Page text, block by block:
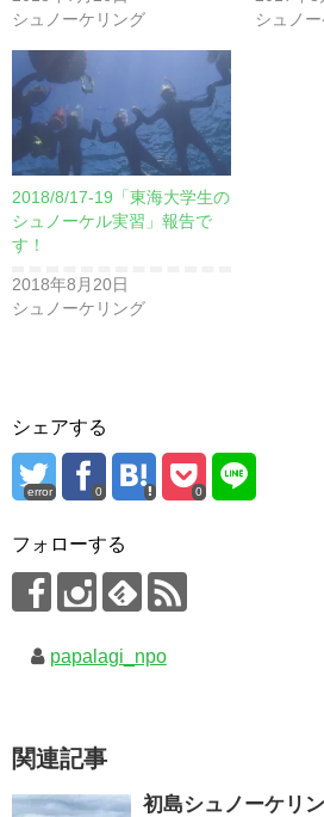
シュノーケリング
シュノ
2018/8/17-19「東海大学生の
シュノーケル実習」報告で
す！
2018年8月20日
シュノーケリング
シェアする
error 0 0
フォローする
papalagi_npo
関連記事
初島シュノーケリ